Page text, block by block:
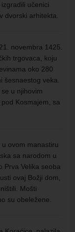
učenici
dvorski arhitekta.
novembra 1425.
trgovaca, koju
oko 280
šesnaestog veka.
u njihovim
Kosmajem, sa
ovom manastiru
sa narodom u
Prva Velika seoba
ovaj Božji dom,
Mošti
su obeležene.